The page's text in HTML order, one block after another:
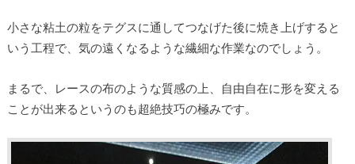
小さな粘土の粒をテグスに通してつなげた後に焼き上げすると
いう工程で、気の遠くなるような繊細な作業なのでしょう。
まるで、レースの布のような質感の上、自由自在に形を変える
ことが出来るというのも超絶技巧の極みです。